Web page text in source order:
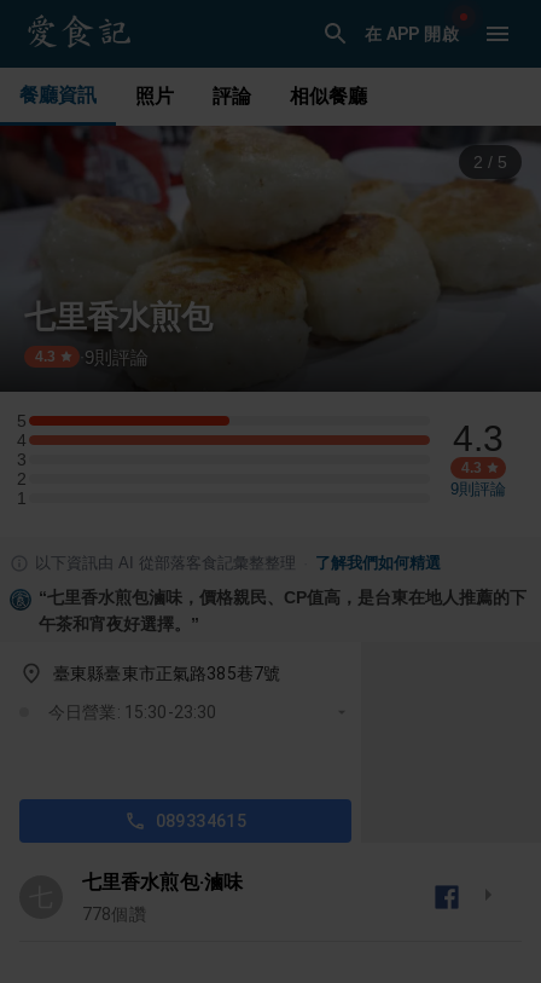
在 APP 開啟
餐廳資訊 照片 評論 相似餐廳
2 / 5
七里香水煎包
4.3 9則評論
5
5 星：1 則評論
4
4 星：2 則評論
3
3 星：0 則評論
2
2 星：0 則評論
1
1 星：0 則評論
4.3
4.3
9則評論
以下資訊由 AI 從部落客食記彙整整理 了解我們如何精選
“七里香水煎包滷味，價格親民、CP值高，是台東在地人推薦的下
午茶和宵夜好選擇。 ”
臺東縣臺東市正氣路385巷7號
今日營業: 15:30-23:30
089334615
七里香水煎包‧滷味
778個讚